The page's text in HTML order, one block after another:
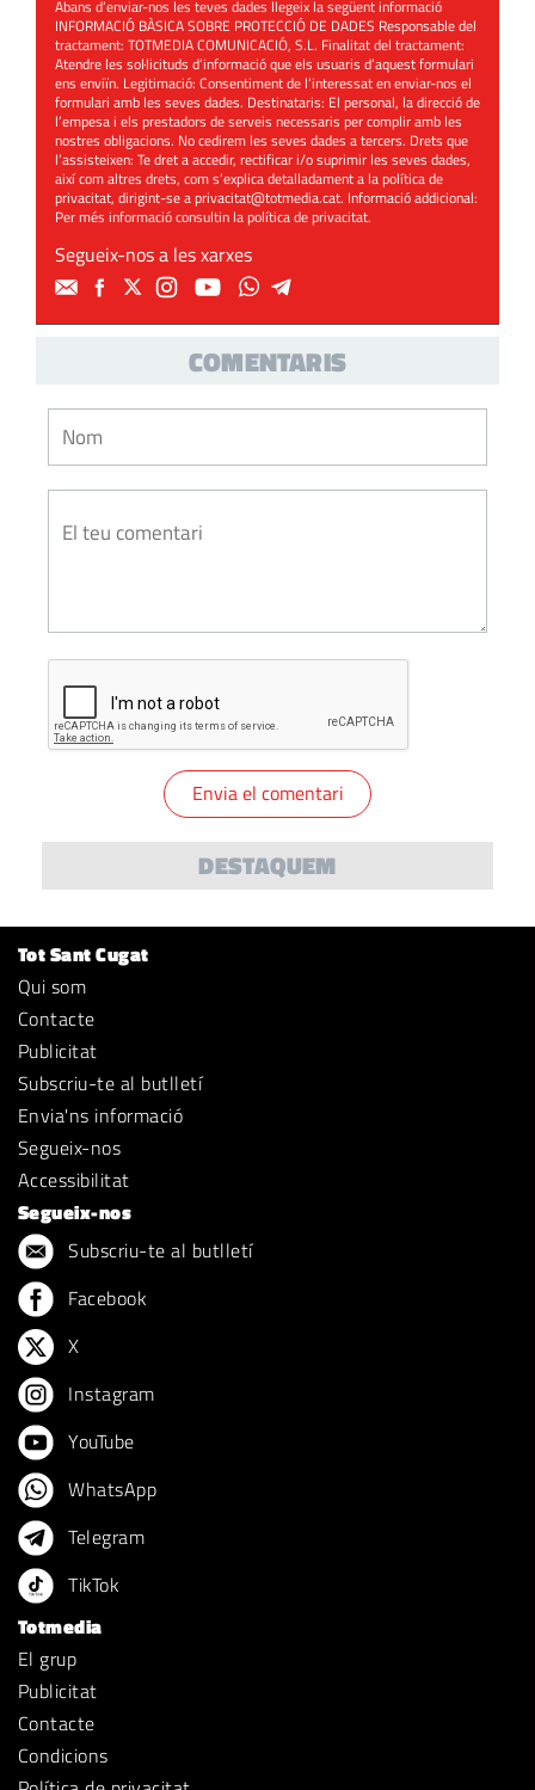
Abans d’enviar-nos les teves dades llegeix la següent informació
INFORMACIÓ BÀSICA SOBRE PROTECCIÓ DE DADES Responsable del
tractament: TOTMEDIA COMUNICACIÓ, S.L. Finalitat del tractament:
Atendre les sol·licituds d’informació que els usuaris d’aquest formulari
ens enviïn. Legitimació: Consentiment de l’interessat en enviar-nos el
formulari amb les seves dades. Destinataris: El personal, la direcció de
l’empesa i els prestadors de serveis necessaris per complir amb les
nostres obligacions. No cedirem les seves dades a tercers. Drets que
l’assisteixen: Te dret a accedir, rectificar i/o suprimir les seves dades,
així com altres drets, com s’explica detalladament a la política de
privacitat, dirigint-se aprivacitat@totmedia.cat. Informació addicional:
Per més informació consultin lapolítica de privacitat.
Segueix-nos a les xarxes
COMENTARIS
DESTAQUEM
Tot Sant Cugat
Qui som
Contacte
Publicitat
Subscriu-te al butlletí
Envia'ns informació
Segueix-nos
Accessibilitat
Segueix-nos
Subscriu-te al butlletí
Facebook
X
Instagram
YouTube
WhatsApp
Telegram
TikTok
Totmedia
El grup
Publicitat
Contacte
Condicions